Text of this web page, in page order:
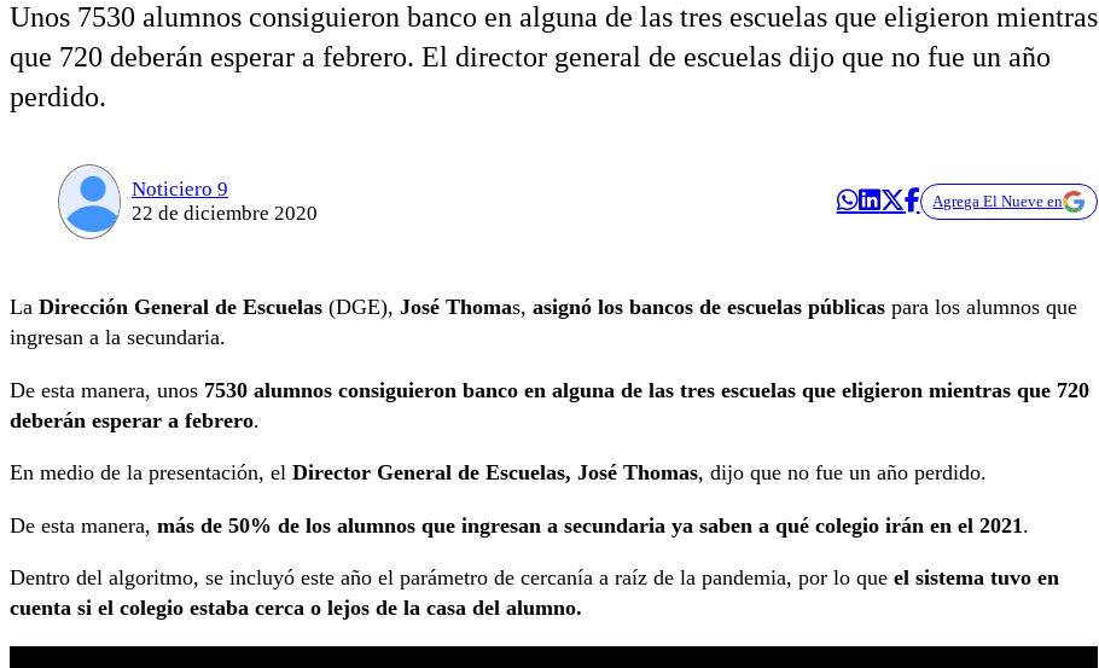
Unos 7530 alumnos consiguieron banco en alguna de las tres escuelas que eligieron mientras
que 720 deberán esperar a febrero. El director general de escuelas dijo que no fue un año
perdido.
Noticiero 9
22 de diciembre 2020
Agrega El Nueve en
La Dirección General de Escuelas (DGE), José Thomas, asignó los bancos de escuelas públicas para los alumnos que
ingresan a la secundaria.
De esta manera, unos 7530 alumnos consiguieron banco en alguna de las tres escuelas que eligieron mientras que 720
deberán esperar a febrero.
En medio de la presentación, el Director General de Escuelas, José Thomas, dijo que no fue un año perdido.
De esta manera, más de 50% de los alumnos que ingresan a secundaria ya saben a qué colegio irán en el 2021 .
Dentro del algoritmo, se incluyó este año el parámetro de cercanía a raíz de la pandemia, por lo que el sistema tuvo en
cuenta si el colegio estaba cerca o lejos de la casa del alumno.